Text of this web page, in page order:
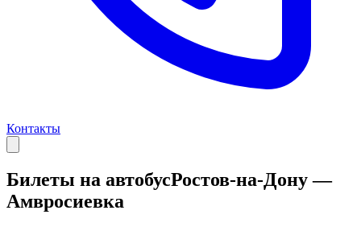
Контакты
Билеты на автобусРостов-на-Дону —
Амвросиевка